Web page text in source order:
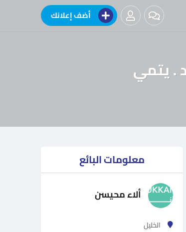
أضف إعلانك
معلومات البائع
ألاء محيسن
الخليل